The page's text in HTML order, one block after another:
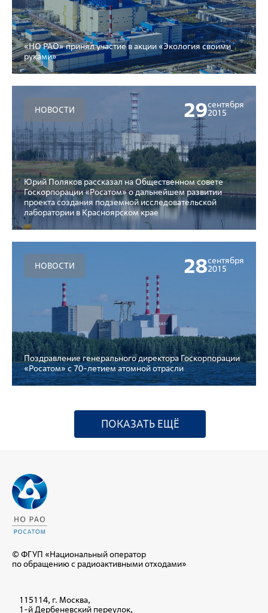
«НО РАО» принял участие в акции «Экология своими
руками»
НОВОСТИ 29сентября
2015
Юрий Поляков рассказал на Общественном совете
Госкорпорации «Росатом» о дальнейшем развитии
проекта создания подземной исследовательской
лаборатории в Красноярском крае
НОВОСТИ 28сентября
2015
Поздравление генерального директора Госкорпорации
«Росатом» с 70-летием атомной отрасли
ПОКАЗАТЬ ЕЩЁ
© ФГУП «Национальный оператор
по обращению с радиоактивными отходами»
115114, г. Москва,
1-й Дербеневский переулок,